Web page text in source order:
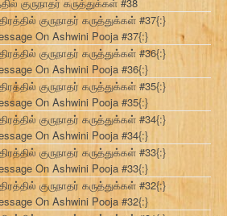
குருநாதர் கருத்துக்கள் #37{:}
On Ashwini Pooja #37{:}
குருநாதர் கருத்துக்கள் #36{:}
On Ashwini Pooja #36{:}
குருநாதர் கருத்துக்கள் #35{:}
On Ashwini Pooja #35{:}
குருநாதர் கருத்துக்கள் #34{:}
On Ashwini Pooja #34{:}
குருநாதர் கருத்துக்கள் #33{:}
On Ashwini Pooja #33{:}
குருநாதர் கருத்துக்கள் #32{:}
On Ashwini Pooja #32{:}